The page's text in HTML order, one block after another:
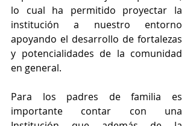
lo cual ha permitido proyectar la
institución a nuestro entorno
apoyando el desarrollo de fortalezas
y potencialidades de la comunidad
en general.
Para los padres de familia es
importante contar con una